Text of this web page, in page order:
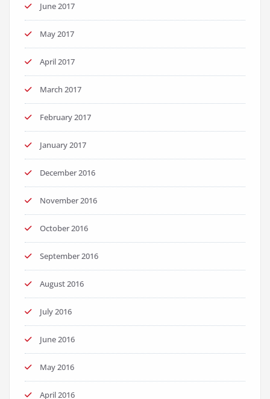
June 2017
May 2017
April 2017
March 2017
February 2017
January 2017
December 2016
November 2016
October 2016
September 2016
August 2016
July 2016
June 2016
May 2016
April 2016